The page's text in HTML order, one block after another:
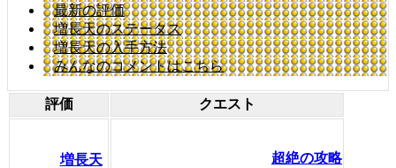
最新の評価
増長天のステータス
増長天の入手方法
みんなのコメントはこちら
評価 クエスト
増長天
超絶の攻略